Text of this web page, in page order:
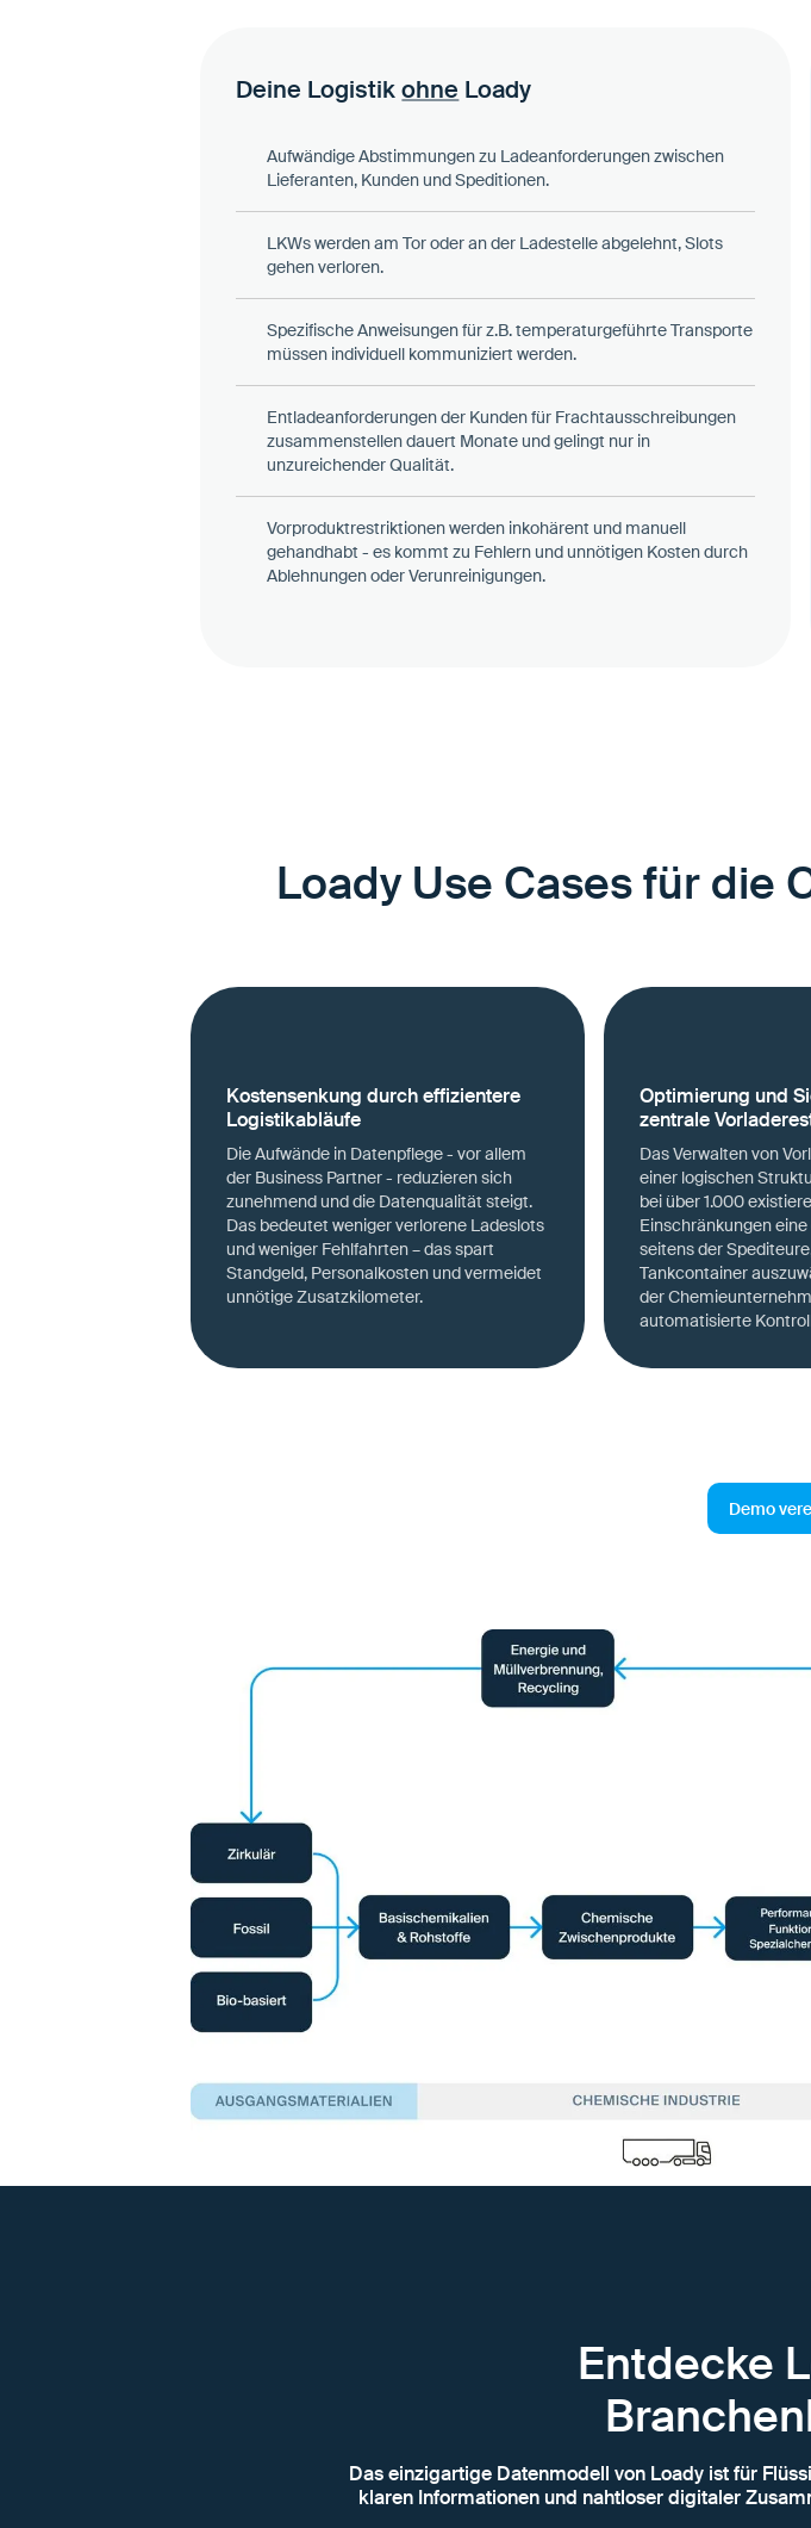
Deine Logistikohne Loady
Aufwändige Abstimmungen zu Ladeanforderungen zwischen
Lieferanten, Kunden und Speditionen.
LKWs werden am Tor oder an der Ladestelle abgelehnt, Slots
gehen verloren.
Spezifische Anweisungen für z.B. temperaturgeführte Transporte
müssen individuell kommuniziert werden.
Entladeanforderungen der Kunden für Frachtausschreibungen
zusammenstellen dauert Monate und gelingt nur in
unzureichender Qualität.
Vorproduktrestriktionen werden inkohärent und manuell
gehandhabt - es kommt zu Fehlern und unnötigen Kosten durch
Ablehnungen oder Verunreinigungen.
Loady Use Cases für die
Kostensenkung durch effizientere
Logistikabläufe
Die Aufwände in Datenpflege - vor allem
der Business Partner - reduzieren sich
zunehmend und die Datenqualität steigt.
Das bedeutet weniger verlorene Ladeslots
und weniger Fehlfahrten – das spart
Standgeld, Personalkosten und vermeidet
unnötige Zusatzkilometer.
Optimierung und
zentrale
Das Verwalten von
einer logischen
bei über 1.000
Einschränkungen
seitens der
Tankcontainer
der
automatisierte
Demo
Entdecke
Das einzigartige Datenmodell von Loady ist für
klaren Informationen und nahtloser digitaler